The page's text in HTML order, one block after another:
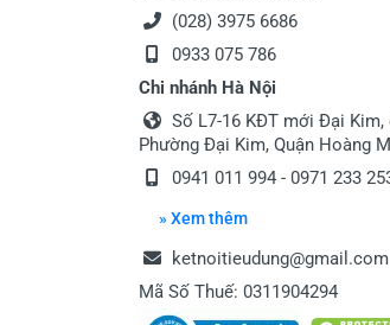
(028) 3975 6686
0933 075 786
Chi nhánh Hà Nội
Số L7-16 KĐT mới Đại Kim,
Phường Đại Kim, Quận Hoàng
0941 011 994 - 0971 233
» Xem thêm
ketnoitieudung@gmail.com
Mã Số Thuế: 0311904294